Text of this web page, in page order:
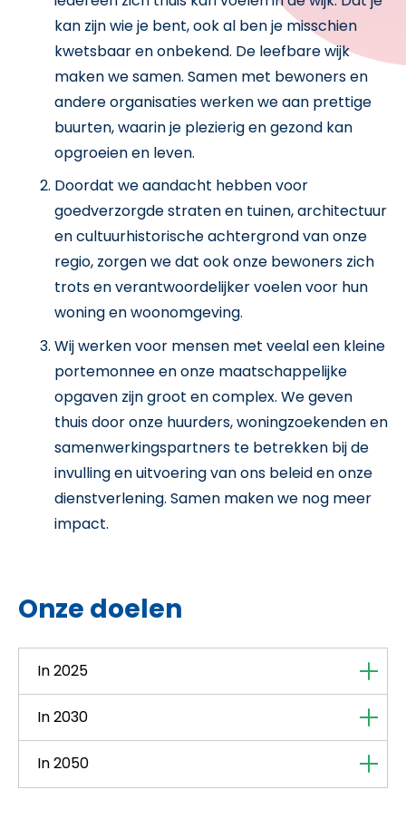
kan zijn wie je bent, ook al ben je misschien
kwetsbaar en onbekend. De leefbare wijk
maken we samen. Samen met bewoners en
andere organisaties werken we aan prettige
buurten, waarin je plezierig en gezond kan
opgroeien en leven.
Doordat we aandacht hebben voor
goedverzorgde straten en tuinen, architectuur
en cultuurhistorische achtergrond van onze
regio, zorgen we dat ook onze bewoners zich
trots en verantwoordelijker voelen voor hun
woning en woonomgeving.
Wij werken voor mensen met veelal een kleine
portemonnee en onze maatschappelijke
opgaven zijn groot en complex. We geven
thuis door onze huurders, woningzoekenden en
samenwerkingspartners te betrekken bij de
invulling en uitvoering van ons beleid en onze
dienstverlening. Samen maken we nog meer
impact.
Onze doelen
In 2025
In 2030
In 2050